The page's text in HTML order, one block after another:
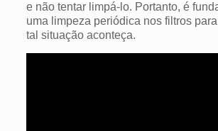
e não tentar limpá-lo. Portanto, é
uma limpeza periódica nos filtros
tal situação aconteça.